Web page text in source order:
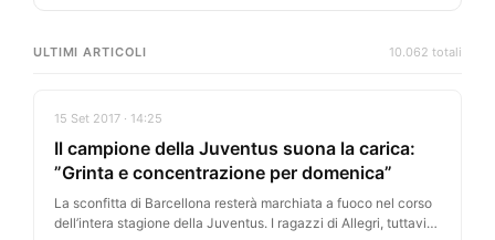
ULTIMI ARTICOLI 10.062 totali
15 Set 2017 · 14:25
Il campione della Juventus suona la carica:
”Grinta e concentrazione per domenica”
La sconfitta di Barcellona resterà marchiata a fuoco nel corso
dell’intera stagione della Juventus. I ragazzi di Allegri, tuttavia,